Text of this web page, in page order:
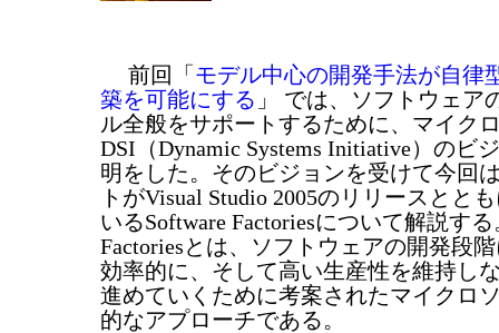
前回「 モデル中心の開発手法が自律
築を可能にする 」 では、ソフトウェア
ル全般をサポートするために、マイク
DSI（Dynamic Systems Initiative）のビ
明をした。そのビジョンを受けて今回
トがVisual Studio 2005のリリースとと
いるSoftware Factoriesについて解説する
Factoriesとは、ソフトウェアの開発段
効率的に、そして高い生産性を維持し
進めていくために考案されたマイクロ
的なアプローチである。